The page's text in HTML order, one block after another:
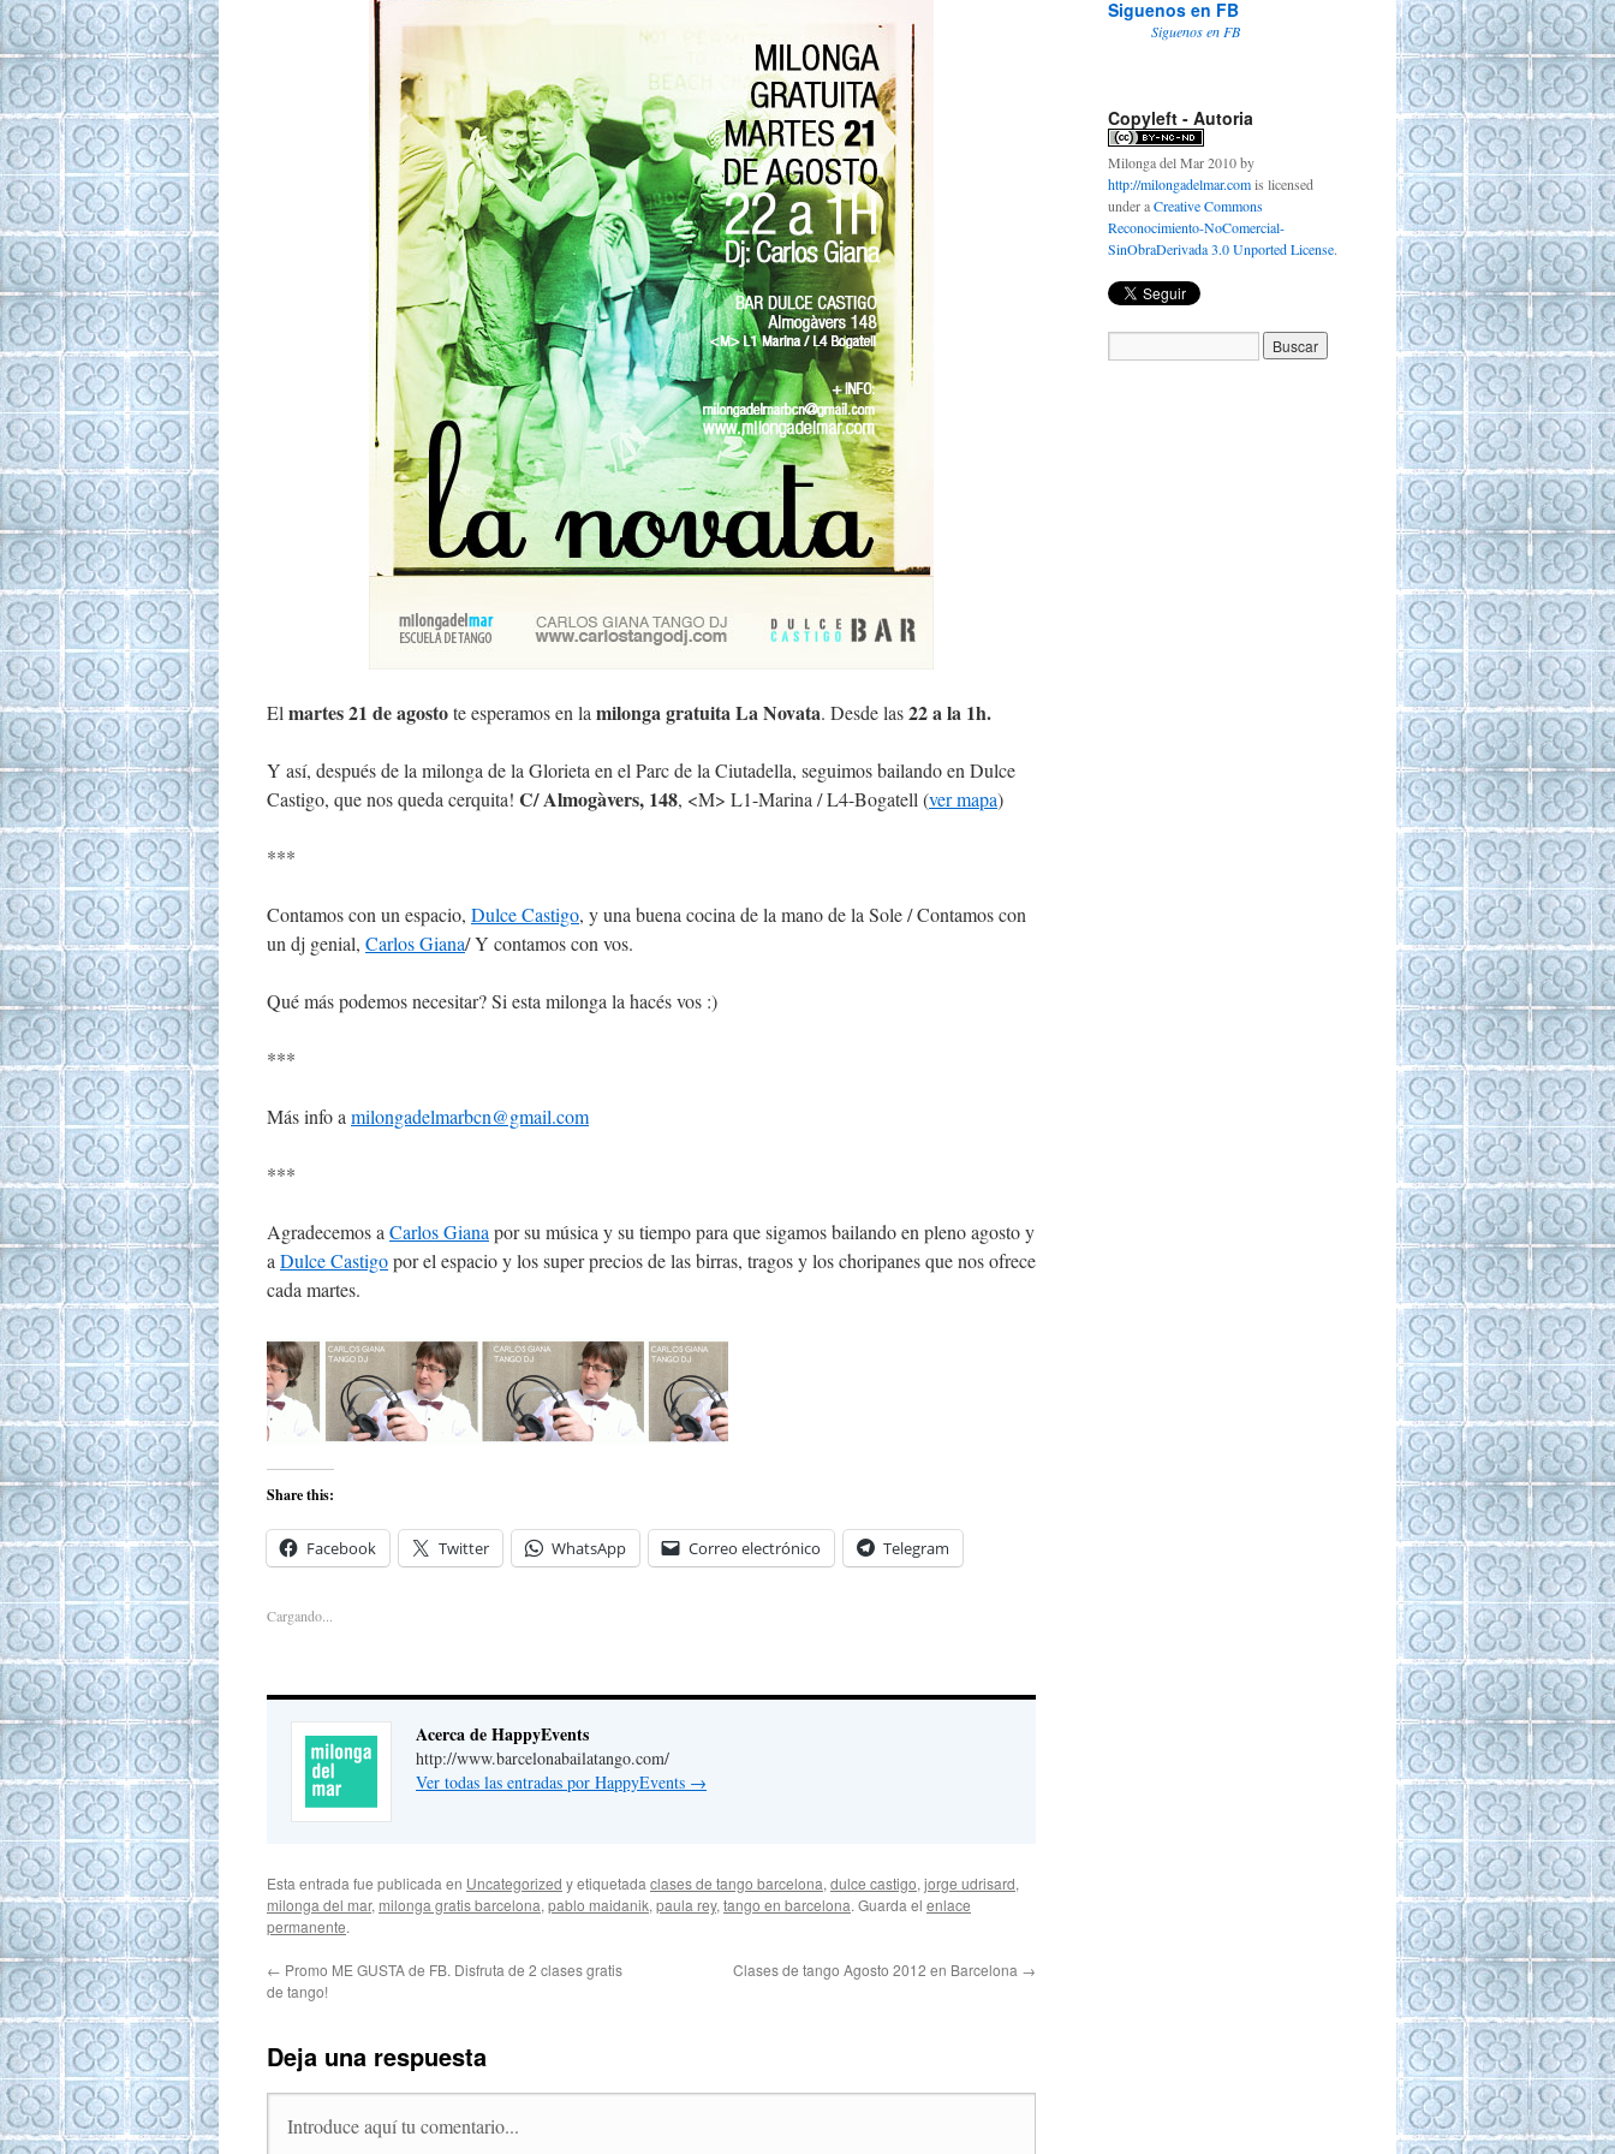
El martes 21 de agostote esperamos en la milonga gratuita La Novata. Desde las22 a la 1h.
Y así, después de la milonga de la Glorieta en el Parc de la Ciutadella, seguimos bailando en Dulce
Castigo, que nos queda cerquita! C/ Almogàvers, 148, <M> L1-Marina / L4-Bogatell (ver mapa)
***
Contamos con un espacio, Dulce Castigo, y una buena cocina de la mano de la Sole / Contamos con
un dj genial, Carlos Giana/ Y contamos con vos.
Qué más podemos necesitar? Si esta milonga la hacés vos :)
***
Más info a milongadelmarbcn@gmail.com
***
Agradecemos a Carlos Giana por su música y su tiempo para que sigamos bailando en pleno agosto y
a Dulce Castigopor el espacio y los super precios de las birras, tragos y los choripanes que nos ofrece
cada martes.
Share this:
Facebook Twitter WhatsApp Correo electrónico Telegram
Cargando...
Acerca de HappyEvents
http://www.barcelonabailatango.com/
Ver todas las entradas por HappyEvents →
Esta entrada fue publicada en Uncategorized y etiquetada clases de tango barcelona, dulce castigo, jorge udrisard,
milonga del mar, milonga gratis barcelona, pablo maidanik, paula rey, tango en barcelona. Guarda el enlace
permanente.
← Promo ME GUSTA de FB. Disfruta de 2 clases gratis
de tango!
Clases de tango Agosto 2012 en Barcelona →
Deja una respuesta
Siguenos en FB
Siguenos en FB
Copyleft - Autoria
Milonga del Mar 2010by
http://milongadelmar.comis licensed
under aCreative Commons
Reconocimiento-NoComercial-
SinObraDerivada 3.0 Unported License.